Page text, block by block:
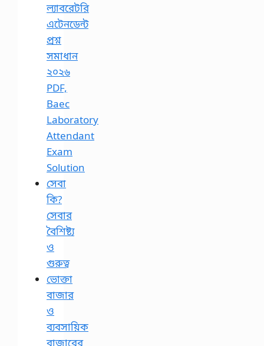
ল্যাবরেটরি
এটেনডেন্ট
প্রশ্ন
সমাধান
২০২৬
PDF,
Baec
Laboratory
Attendant
Exam
Solution
সেবা
কি?
সেবার
বৈশিষ্ট্য
ও
গুরুত্ব
ভোক্তা
বাজার
ও
ব্যবসায়িক
বাজারের